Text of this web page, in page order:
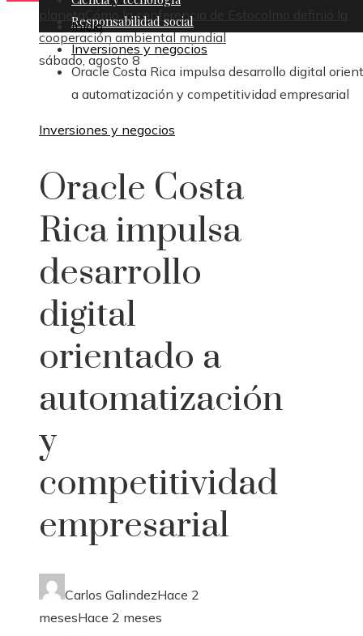
planeta
Cómo la conferencia de Estocolmo definió la
cooperación ambiental mundial
sábado, agosto 8
Responsabilidad social
Inicio
Inversiones y negocios
Oracle Costa Rica impulsa desarrollo digital
a automatización y competitividad empresarial
Inversiones y negocios
Oracle Costa
Rica impulsa
desarrollo
digital
orientado a
automatización
y
competitividad
empresarial
Carlos GalindezHace 2
mesesHace 2 meses